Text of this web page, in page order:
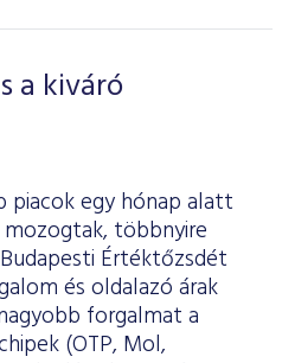
a kiváró
piacok egy hónap alatt
többnyire
Értéktőzsdét
és oldalazó árak
forgalmat a
(OTP, Mol,